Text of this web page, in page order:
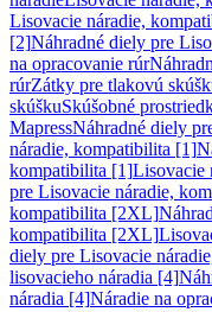
Lisovacie náradie,
[2]Náhradné diely pre
na opracovanie rúr
rúrZátky pre tlakovú
skúškuSkúšobné
MapressNáhradné diely
náradie, kompatibilita [1]
kompatibilita [1]Lisovacie
pre Lisovacie náradie,
kompatibilita [2XL]
kompatibilita [2XL]
diely pre Lisovacie
lisovacieho náradia [4]
náradia [4]Náradie na